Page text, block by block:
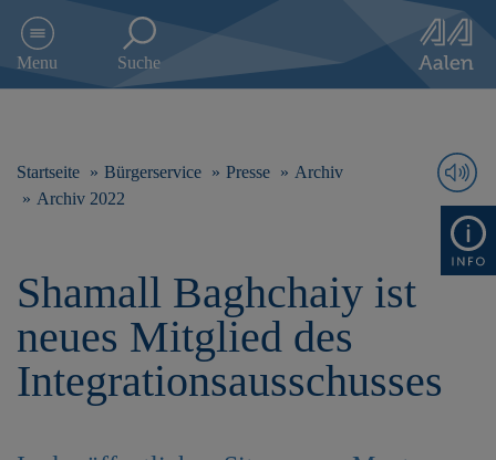
e
Menu Suche
Startseite Bürgerservice Presse
Archiv
Archiv 2022
Shamall Baghchaiy ist
neues Mitglied des
Integrationsausschusses